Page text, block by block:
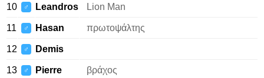
10 ♂ Leandros Lion Man
11 ♂ Hasan πρωτοψάλτης
12 ♂ Demis
13 ♂ Pierre βράχος